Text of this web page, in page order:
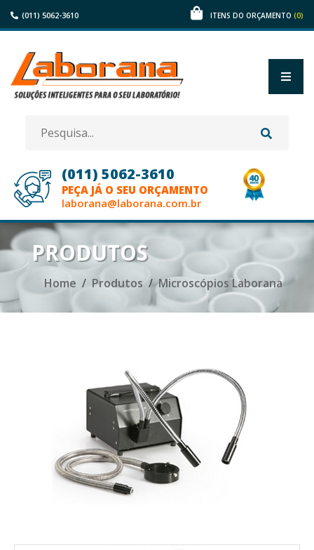
(011) 5062-3610 ITENS DO ORÇAMENTO (0)
(011) 5062-3610
PEÇA JÁ O SEU ORÇAMENTO
laborana@laborana.com.br
HOME
EMPRESA
NOSSOS CLIENTES
BLOG
CONSULTORIA
PRODUTOS
Home Produtos Microscópios Laborana